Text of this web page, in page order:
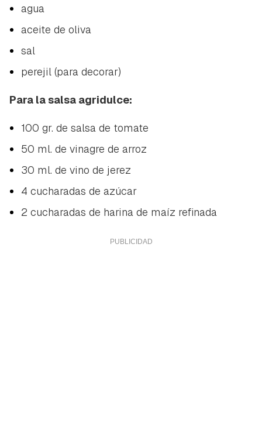
agua
aceite de oliva
sal
perejil (para decorar)
Para la salsa agridulce:
100 gr. de salsa de tomate
50 ml. de vinagre de arroz
30 ml. de vino de jerez
4 cucharadas de azúcar
2 cucharadas de harina de maíz refinada